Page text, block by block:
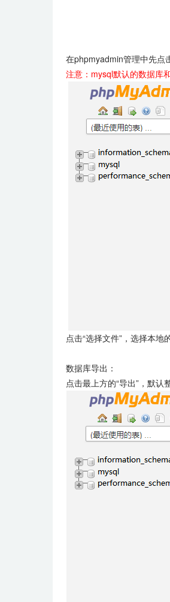
在phpmyadmin管理中先点
注意：mysql默认的数据库
点击“选择文件”，选择本
数据库导出：
点击最上方的“导出”，默